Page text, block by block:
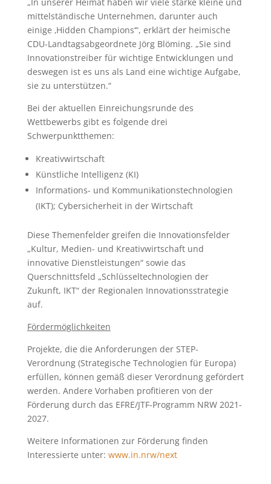
mittelständische Unternehmen, darunter auch
einige ‚Hidden Champions‘“, erklärt der heimische
CDU-Landtagsabgeordnete Jörg Blöming. „Sie sind
Innovationstreiber für wichtige Entwicklungen und
deswegen ist es uns als Land eine wichtige Aufgabe,
sie zu unterstützen.“
Bei der aktuellen Einreichungsrunde des
Wettbewerbs gibt es folgende drei
Schwerpunktthemen:
Kreativwirtschaft
Künstliche Intelligenz (KI)
Informations- und Kommunikationstechnologien
(IKT); Cybersicherheit in der Wirtschaft
Diese Themenfelder greifen die Innovationsfelder
„Kultur, Medien- und Kreativwirtschaft und
innovative Dienstleistungen“ sowie das
Querschnittsfeld „Schlüsseltechnologien der
Zukunft, IKT“ der Regionalen Innovationsstrategie
auf.
Fördermöglichkeiten
Projekte, die die Anforderungen der STEP-
Verordnung (Strategische Technologien für Europa)
erfüllen, können gemäß dieser Verordnung gefördert
werden. Andere Vorhaben profitieren von der
Förderung durch das EFRE/JTF-Programm NRW 2021-
2027.
Weitere Informationen zur Förderung finden
Interessierte unter: www.in.nrw/next